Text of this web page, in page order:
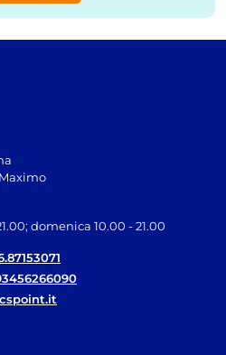
domenica 10.00 - 21.00